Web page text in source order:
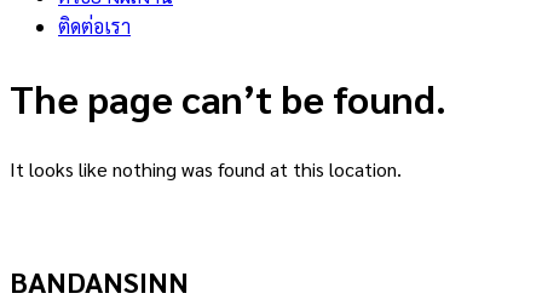
ติดต่อเรา
The page can’t be found.
It looks like nothing was found at this location.
BANDANSINN